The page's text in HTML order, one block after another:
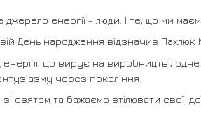
енергії - люди. І те, що ми
День народження відзначив Пахлюк
енергії, що вирує на виробництві,
через покоління.
святом та бажаємо втілювати свої